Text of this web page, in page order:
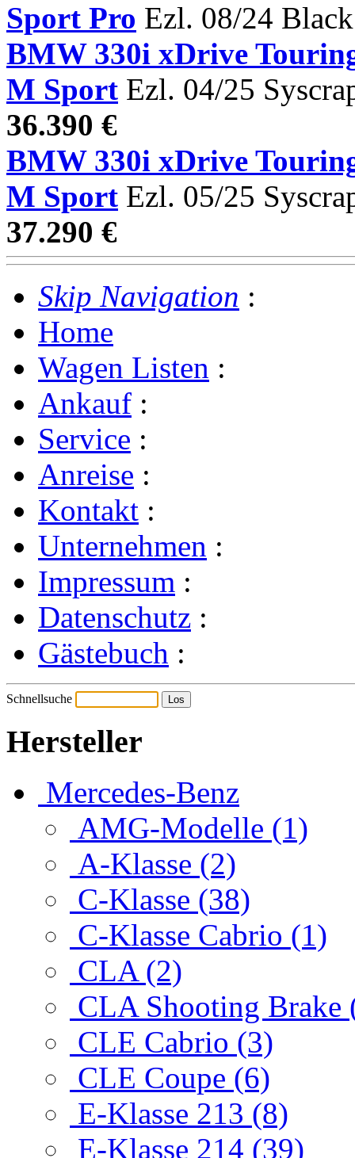
Sport Pro Ezl. 08/24
BMW 330i xDrive
M Sport Ezl. 04/25
36.390 €
BMW 330i xDrive
M Sport Ezl. 05/25
37.290 €
Skip Navigation :
Home
Wagen Listen :
Ankauf :
Service :
Anreise :
Kontakt :
Unternehmen :
Impressum :
Datenschutz :
Gästebuch :
Schnellsuche
Hersteller
Mercedes-Benz
AMG-Modelle (1)
A-Klasse (2)
C-Klasse (38)
C-Klasse Cabrio (1)
CLA (2)
CLA Shooting Brake
CLE Cabrio (3)
CLE Coupe (6)
E-Klasse 213 (8)
E-Klasse 214 (39)